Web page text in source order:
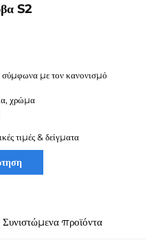
S2
σύμφωνα με τον κανονισμό
χρώμα
τιμές & δείγματα
Συνιστώμενα προϊόντα